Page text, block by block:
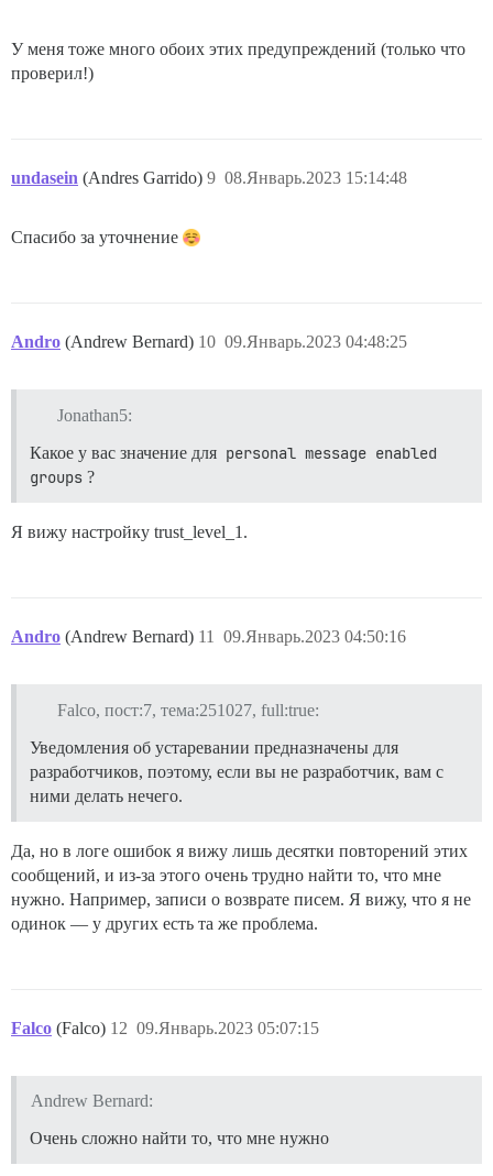
У меня тоже много обоих этих предупреждений (только что
проверил!)
undasein (Andres Garrido) 08.Январь.2023 15:14:48
9
Спасибо за уточнение
Andro (Andrew Bernard) 09.Январь.2023 04:48:25
10
Jonathan5:
Какое у вас значение для personal message enabled
groups ?
Я вижу настройку trust_level_1.
Andro (Andrew Bernard) 09.Январь.2023 04:50:16
11
Falco, пост:7, тема:251027, full:true:
Уведомления об устаревании предназначены для
разработчиков, поэтому, если вы не разработчик, вам с
ними делать нечего.
Да, но в логе ошибок я вижу лишь десятки повторений этих
сообщений, и из-за этого очень трудно найти то, что мне
нужно. Например, записи о возврате писем. Я вижу, что я не
одинок — у других есть та же проблема.
Falco (Falco) 09.Январь.2023 05:07:15
12
Andrew Bernard:
Очень сложно найти то, что мне нужно